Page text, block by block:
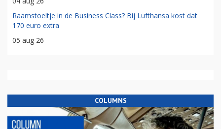
Raamstoeltje in de Business Class? Bij Lufthansa kost dat
170 euro extra
05 aug 26
COLUMNS